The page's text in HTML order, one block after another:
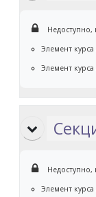
Элемент курса
Элемент курса
Элемент курса